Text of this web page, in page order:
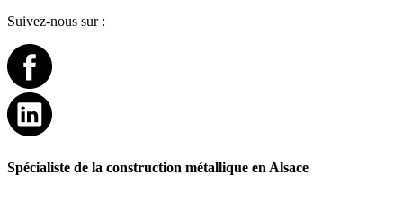
Suivez-nous sur :
Spécialiste de la construction métallique en Alsace